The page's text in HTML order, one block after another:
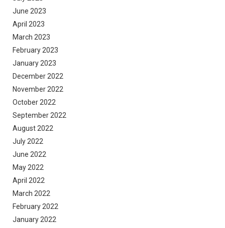
June 2023
April 2023
March 2023
February 2023
January 2023
December 2022
November 2022
October 2022
September 2022
August 2022
July 2022
June 2022
May 2022
April 2022
March 2022
February 2022
January 2022